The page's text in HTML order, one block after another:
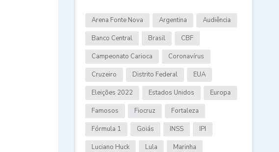
Arena Fonte Nova Argentina Audiência
Banco Central Brasil CBF
Campeonato Carioca Coronavírus
Cruzeiro Distrito Federal EUA
Eleições 2022 Estados Unidos Europa
Famosos Fiocruz Fortaleza
Fórmula 1 Goiás INSS IPI
Luciano Huck Lula Marinha